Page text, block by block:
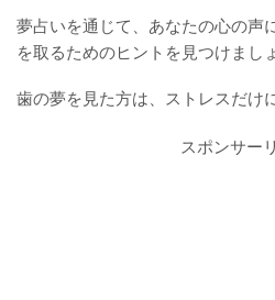
夢占いを通じて、あなたの心の声
を取るためのヒントを見つけまし
歯の夢を見た方は、ストレスだけ
スポンサー